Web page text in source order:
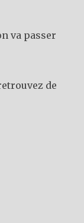
va passer
de